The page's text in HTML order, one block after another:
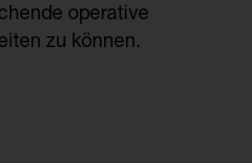
operative
zu können.